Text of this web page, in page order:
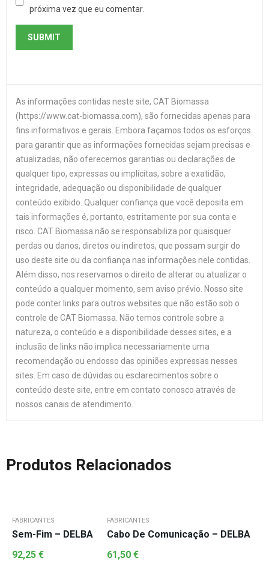
próxima vez que eu comentar.
As informações contidas neste site, CAT Biomassa
(https://www.cat-biomassa.com), são fornecidas apenas para
fins informativos e gerais. Embora façamos todos os esforços
para garantir que as informações fornecidas sejam precisas e
atualizadas, não oferecemos garantias ou declarações de
qualquer tipo, expressas ou implícitas, sobre a exatidão,
integridade, adequação ou disponibilidade de qualquer
conteúdo exibido. Qualquer confiança que você deposita em
tais informações é, portanto, estritamente por sua conta e
risco. CAT Biomassa não se responsabiliza por quaisquer
perdas ou danos, diretos ou indiretos, que possam surgir do
uso deste site ou da confiança nas informações nele contidas.
Além disso, nos reservamos o direito de alterar ou atualizar o
conteúdo a qualquer momento, sem aviso prévio. Nosso site
pode conter links para outros websites que não estão sob o
controle de CAT Biomassa. Não temos controle sobre a
natureza, o conteúdo e a disponibilidade desses sites, e a
inclusão de links não implica necessariamente uma
recomendação ou endosso das opiniões expressas nesses
sites. Em caso de dúvidas ou esclarecimentos sobre o
conteúdo deste site, entre em contato conosco através de
nossos canais de atendimento.
Produtos Relacionados
FABRICANTES
Sem-Fim – DELBA
92,25 €
FABRICANTES
Cabo De Comunicação – DELBA
61,50 €